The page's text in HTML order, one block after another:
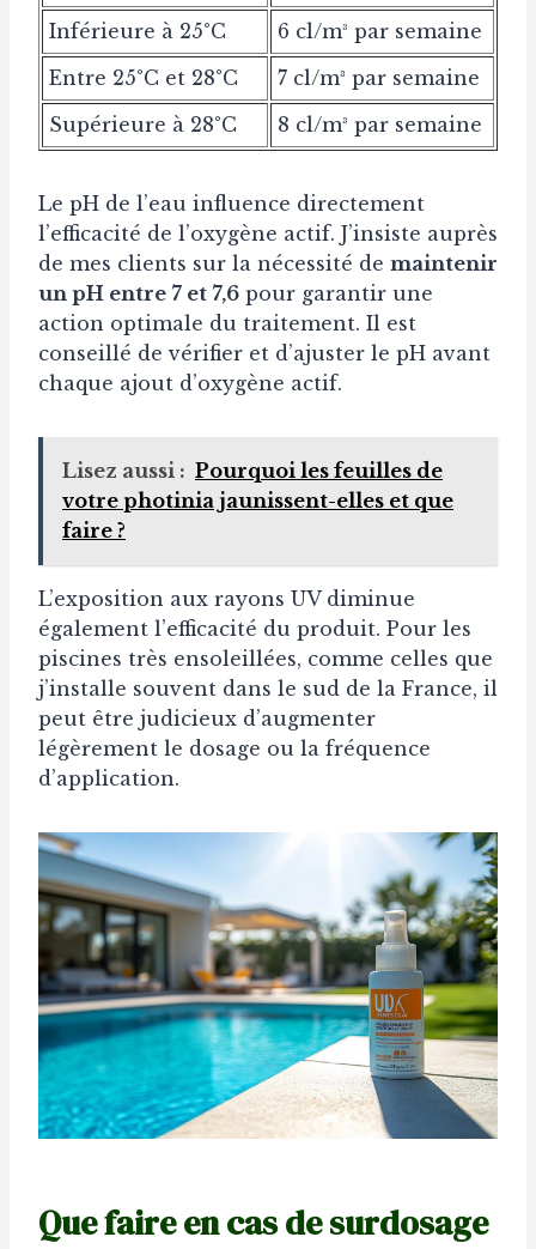
Inférieure à 25°C
6 cl/m³ par semaine
Entre 25°C et 28°C
7 cl/m³ par semaine
Supérieure à 28°C
8 cl/m³ par semaine
Le pH de l’eau influence directement
l’efficacité de l’oxygène actif. J’insiste auprès
de mes clients sur la nécessité de maintenir
un pH entre 7 et 7,6 pour garantir une
action optimale du traitement. Il est
conseillé de vérifier et d’ajuster le pH avant
chaque ajout d’oxygène actif.
Lisez aussi : Pourquoi les feuilles de
votre photinia jaunissent-elles et que
faire ?
L’exposition aux rayons UV diminue
également l’efficacité du produit. Pour les
piscines très ensoleillées, comme celles que
j’installe souvent dans le sud de la France, il
peut être judicieux d’augmenter
légèrement le dosage ou la fréquence
d’application.
Que faire en cas de surdosage